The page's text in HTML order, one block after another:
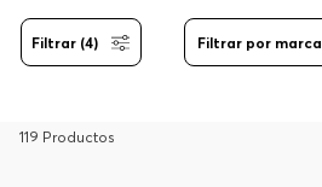
Filtrar (4) Filtrar por marca
119 Productos